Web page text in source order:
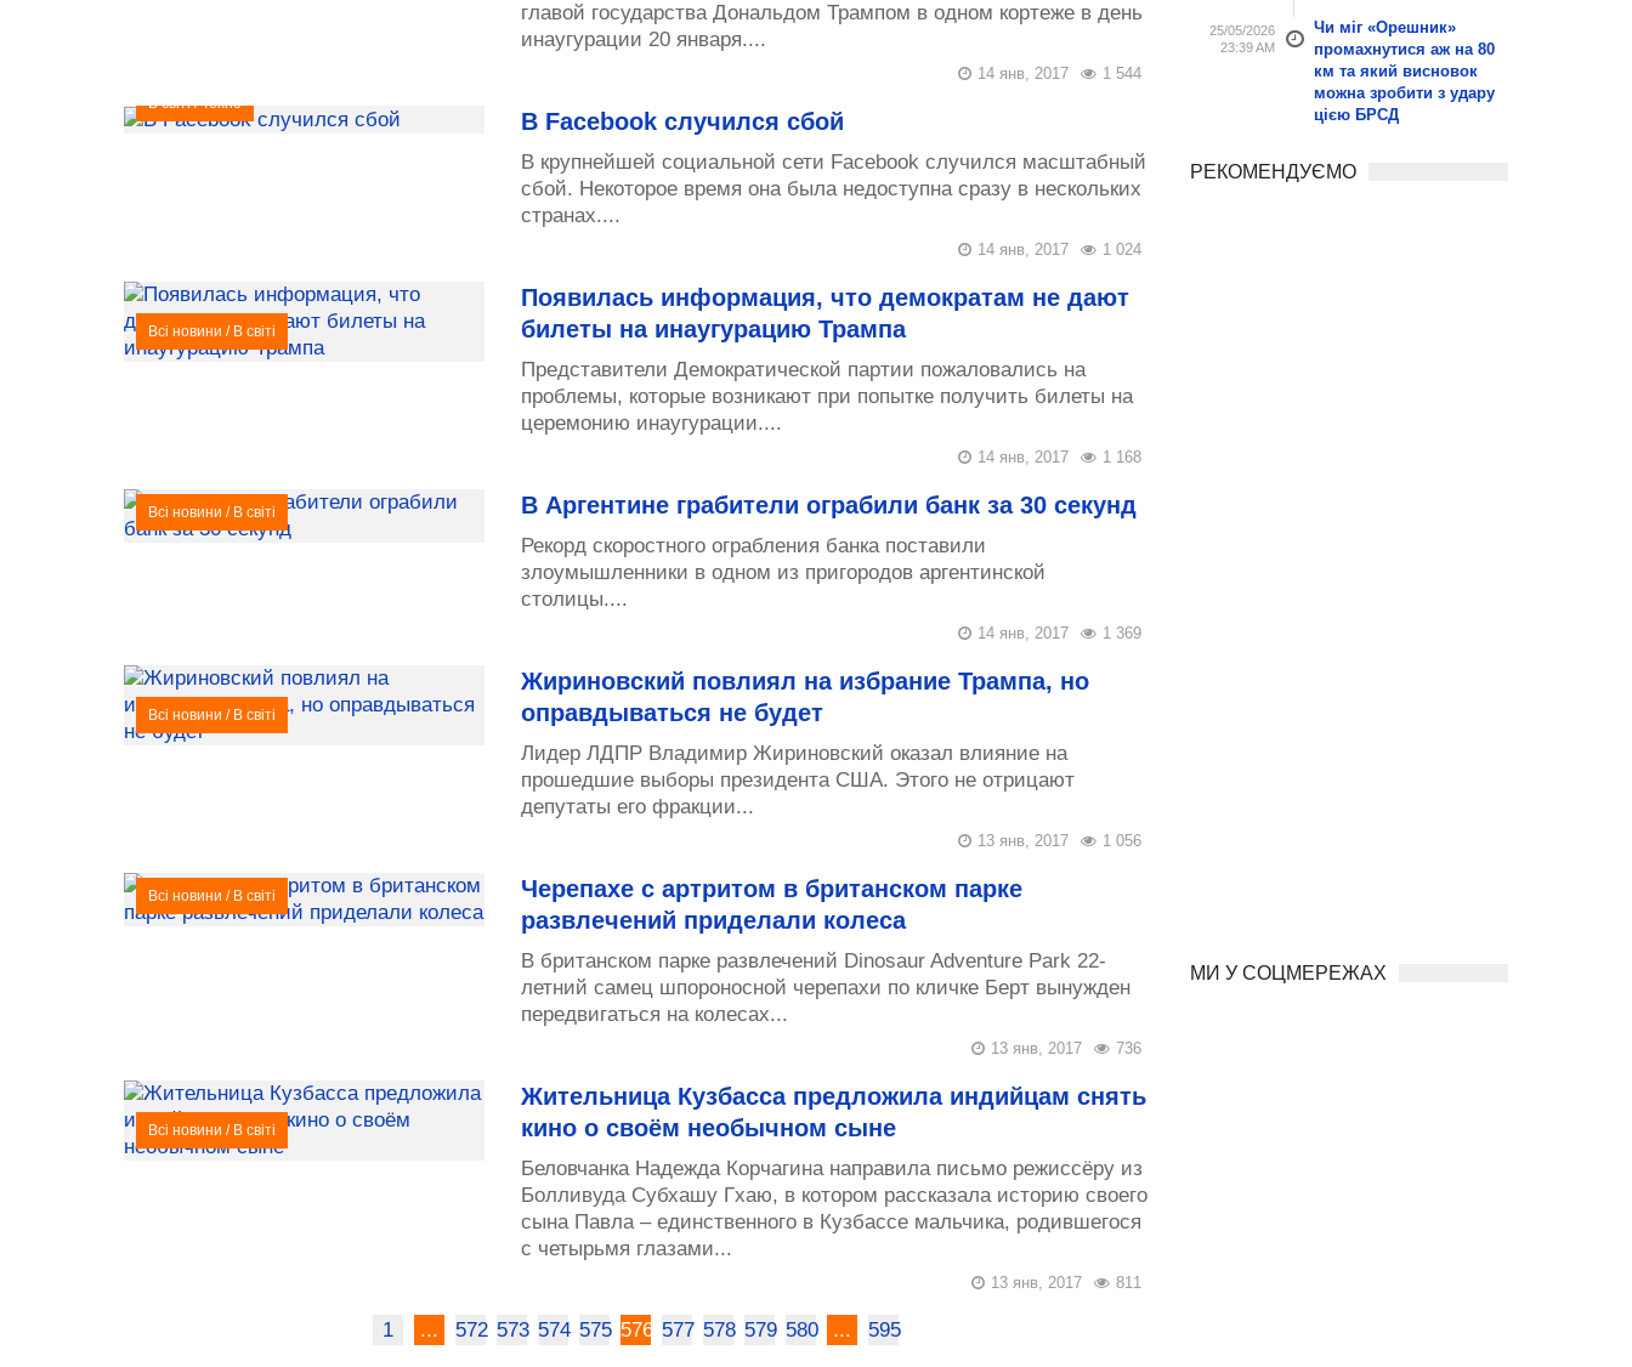
главой государства Дональдом Трампом в одном кортеже в день
инаугурации 20 января....
1 544
14 янв, 2017
В світі/Техно
В Facebook случился сбой
В крупнейшей социальной сети Facebook‍ случился масштабный
сбой. Некоторое время она была недоступна сразу в нескольких
странах....
1 024
14 янв, 2017
Всі новини / В світі
Появилась информация, что демократам не дают
билеты на инаугурацию Трампа
Представители Демократической партии пожаловались на
проблемы, которые возникают при попытке получить билеты на
церемонию инаугурации....
1 168
14 янв, 2017
Всі новини / В світі В Аргентине грабители ограбили банк за 30 секунд
Рекорд скоростного ограбления банка поставили
злоумышленники в одном из пригородов аргентинской
столицы....
1 369
14 янв, 2017
Всі новини / В світі
Жириновский повлиял на избрание Трампа, но
оправдываться не будет
Лидер ЛДПР Владимир Жириновский оказал влияние на
прошедшие выборы президента США. Этого не отрицают
депутаты его фракции...
1 056
13 янв, 2017
Всі новини / В світі
Черепахе с артритом в британском парке
развлечений приделали колеса
В британском парке развлечений Dinosaur Adventure Park 22-
летний самец шпороносной черепахи по кличке Берт вынужден
передвигаться на колесах...
736
13 янв, 2017
Всі новини / В світі
Жительница Кузбасса предложила индийцам снять
кино о своём необычном сыне
Беловчанка Надежда Корчагина направила письмо режиссёру из
Болливуда Субхашу Гхаю, в котором рассказала историю своего
сына Павла – единственного в Кузбассе мальчика, родившегося
с четырьмя глазами...
811
13 янв, 2017
1 ... 572 573 574 575 576 577 578 579 580 ... 595
25/05/2026
23:39 AM
Чи міг «Орешник»
промахнутися аж на 80
км та який висновок
можна зробити з удару
цією БРСД
РЕКОМЕНДУЄМО
МИ У СОЦМЕРЕЖАХ